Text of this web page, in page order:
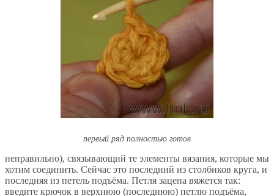
первый ряд полностью готов
неправильно), связывающий те элементы вязания, которые мы
хотим соединить. Сейчас это последний из столбиков круга, и
последняя из петель подъёма. Петля зацепа вяжется так:
введите крючок в верхнюю (последнюю) петлю подъёма,